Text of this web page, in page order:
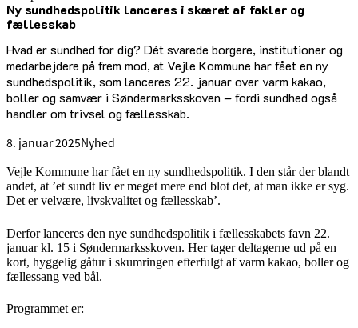
Ny sundhedspolitik lanceres i skæret af fakler og
fællesskab
Hvad er sundhed for dig? Dét svarede borgere, institutioner og
medarbejdere på frem mod, at Vejle Kommune har fået en ny
sundhedspolitik, som lanceres 22. januar over varm kakao,
boller og samvær i Søndermarksskoven – fordi sundhed også
handler om trivsel og fællesskab.
8. januar 2025Nyhed
senest opdateret 22. april 2025
Vejle Kommune har fået en ny sundhedspolitik. I den står der blandt
andet, at ’et sundt liv er meget mere end blot det, at man ikke er syg.
Det er velvære, livskvalitet og fællesskab’.
Derfor lanceres den nye sundhedspolitik i fællesskabets favn 22.
januar kl. 15 i Søndermarksskoven. Her tager deltagerne ud på en
kort, hyggelig gåtur i skumringen efterfulgt af varm kakao, boller og
fællessang ved bål.
Programmet er: